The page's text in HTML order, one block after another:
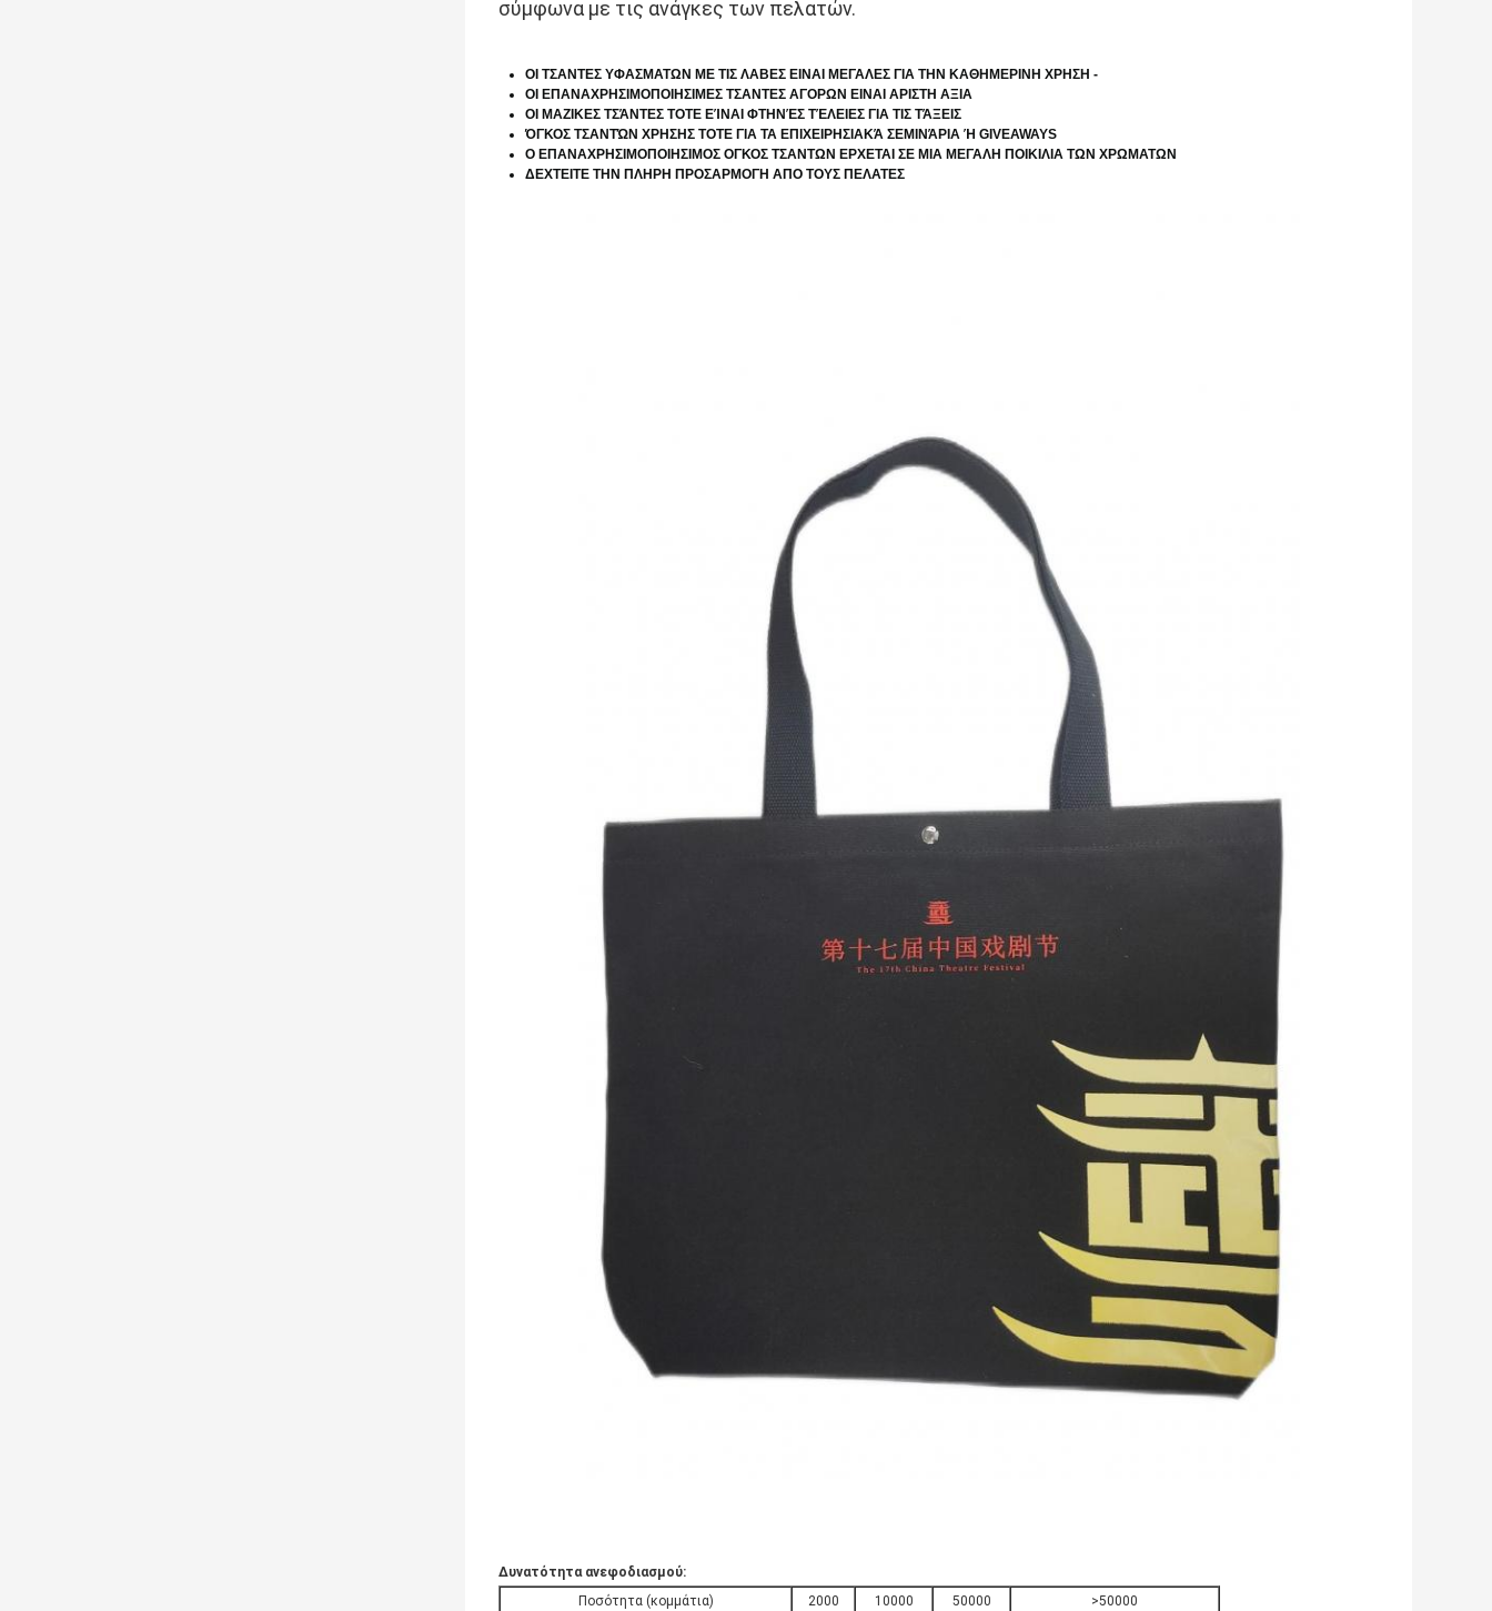
σύμφωνα με τις ανάγκες των πελατών.
ΟΙ ΤΣΑΝΤΕΣ ΥΦΑΣΜΑΤΩΝ ΜΕ ΤΙΣ ΛΑΒΕΣ ΕΙΝΑΙ ΜΕΓΑΛΕΣ ΓΙΑ ΤΗΝ ΚΑΘΗΜΕΡΙΝΗ ΧΡΗΣΗ -
ΟΙ ΕΠΑΝΑΧΡΗΣΙΜΟΠΟΙΗΣΙΜΕΣ ΤΣΑΝΤΕΣ ΑΓΟΡΩΝ ΕΙΝΑΙ ΑΡΙΣΤΗ ΑΞΙΑ
ΟΙ ΜΑΖΙΚΕΣ ΤΣΆΝΤΕΣ TOTE ΕΊΝΑΙ ΦΤΗΝΈΣ ΤΈΛΕΙΕΣ ΓΙΑ ΤΙΣ ΤΆΞΕΙΣ
ΌΓΚΟΣ ΤΣΑΝΤΏΝ ΧΡΗΣΗΣ TOTE ΓΙΑ ΤΑ ΕΠΙΧΕΙΡΗΣΙΑΚΆ ΣΕΜΙΝΆΡΙΑ Ή GIVEAWAYS
Ο ΕΠΑΝΑΧΡΗΣΙΜΟΠΟΙΗΣΙΜΟΣ ΟΓΚΟΣ ΤΣΑΝΤΩΝ ΕΡΧΕΤΑΙ ΣΕ ΜΙΑ ΜΕΓΑΛΗ ΠΟΙΚΙΛΙΑ ΤΩΝ ΧΡΩΜΑΤΩΝ
ΔΕΧΤΕΙΤΕ ΤΗΝ ΠΛΗΡΗ ΠΡΟΣΑΡΜΟΓΗ ΑΠΟ ΤΟΥΣ ΠΕΛΑΤΕΣ
Δυνατότητα ανεφοδιασμού:
Ποσότητα (κομμάτια)
2000 10000 50000
>50000